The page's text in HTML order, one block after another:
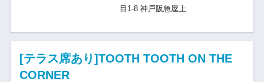
目1-8 神戸阪急屋上
[テラス席あり]TOOTH TOOTH ON THE
CORNER